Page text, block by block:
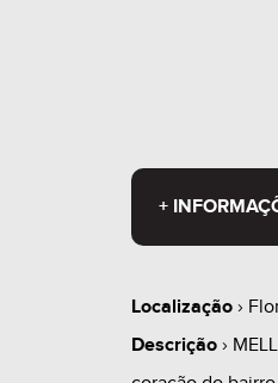
+
Localização ›
Descrição ›